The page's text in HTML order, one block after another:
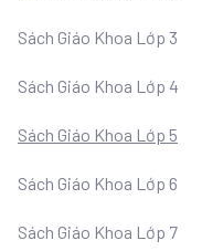
Sách Giáo Khoa Lớp 3
Sách Giáo Khoa Lớp 4
Sách Giáo Khoa Lớp 5
Sách Giáo Khoa Lớp 6
Sách Giáo Khoa Lớp 7